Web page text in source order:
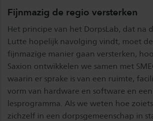
Fijnmazig de regio versterken
Het principe van het DorpsLab, dat na
Lutte hopelijk navolging vindt, moet
fijnmazige manier gaan versterken,
Saxion ontwikkelen we samen met
waarin er sprake is van een ruimte,
vorm van hardware en software en
lesprogramma. Als we weten hoe
zichzelf in een dorpsgemeenschap in